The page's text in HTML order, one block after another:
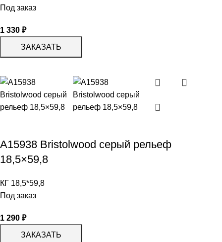
Под заказ
1 330 ₽
ЗАКАЗАТЬ
A15938 Bristolwood серый рельеф
18,5×59,8
КГ 18,5*59,8
Под заказ
1 290 ₽
ЗАКАЗАТЬ